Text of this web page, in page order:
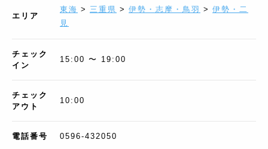
エリア
東海 > 三重県 > 伊勢・志摩・鳥羽 > 伊勢・二
見
チェック
イン
15:00 〜 19:00
チェック
アウト
10:00
電話番号 0596-432050